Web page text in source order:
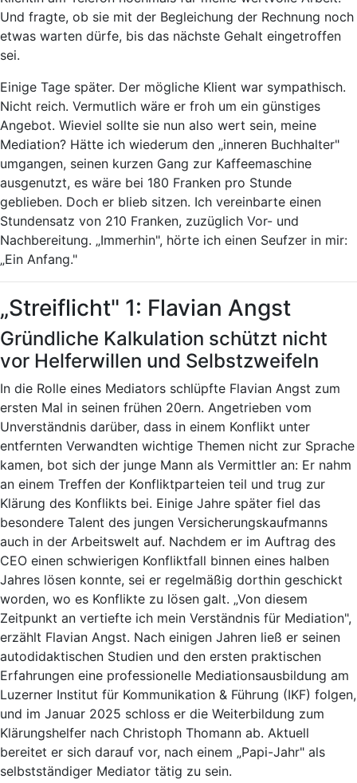
Und fragte, ob sie mit der Begleichung der Rechnung noch
etwas warten dürfe, bis das nächste Gehalt eingetroffen
sei.
Einige Tage später. Der mögliche Klient war sympathisch.
Nicht reich. Vermutlich wäre er froh um ein günstiges
Angebot. Wieviel sollte sie nun also wert sein, meine
Mediation? Hätte ich wiederum den „inneren Buchhalter"
umgangen, seinen kurzen Gang zur Kaffeemaschine
ausgenutzt, es wäre bei 180 Franken pro Stunde
geblieben. Doch er blieb sitzen. Ich vereinbarte einen
Stundensatz von 210 Franken, zuzüglich Vor- und
Nachbereitung. „Immerhin", hörte ich einen Seufzer in mir:
„Ein Anfang."
„Streiflicht" 1: Flavian Angst
Gründliche Kalkulation schützt nicht
vor Helferwillen und Selbstzweifeln
In die Rolle eines Mediators schlüpfte Flavian Angst zum
ersten Mal in seinen frühen 20ern. Angetrieben vom
Unverständnis darüber, dass in einem Konflikt unter
entfernten Verwandten wichtige Themen nicht zur Sprache
kamen, bot sich der junge Mann als Vermittler an: Er nahm
an einem Treffen der Konfliktparteien teil und trug zur
Klärung des Konflikts bei. Einige Jahre später fiel das
besondere Talent des jungen Versicherungskaufmanns
auch in der Arbeitswelt auf. Nachdem er im Auftrag des
CEO einen schwierigen Konfliktfall binnen eines halben
Jahres lösen konnte, sei er regelmäßig dorthin geschickt
worden, wo es Konflikte zu lösen galt. „Von diesem
Zeitpunkt an vertiefte ich mein Verständnis für Mediation",
erzählt Flavian Angst. Nach einigen Jahren ließ er seinen
autodidaktischen Studien und den ersten praktischen
Erfahrungen eine professionelle Mediationsausbildung am
Luzerner Institut für Kommunikation & Führung (IKF) folgen,
und im Januar 2025 schloss er die Weiterbildung zum
Klärungshelfer nach Christoph Thomann ab. Aktuell
bereitet er sich darauf vor, nach einem „Papi-Jahr" als
selbstständiger Mediator tätig zu sein.